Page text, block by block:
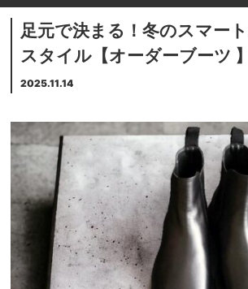
足元で決まる！冬のスマー
スタイル【オーダーブーツ 】
2025.11.14